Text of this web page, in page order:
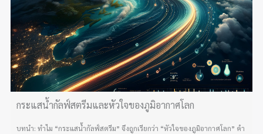
กระแสน้ำกัลฟ์สตรีมและหัวใจของภูมิอากาศโลก
บทนำ: ทำไม “กระแสน้ำกัลฟ์สตรีม” จึงถูกเรียกว่า “หัวใจของภูมิอากาศโลก” คำ